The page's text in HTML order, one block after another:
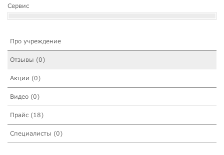
Сервис
Про учреждение
Отзывы (0)
Акции (0)
Видео (0)
Прайс (18)
Специалисты (0)